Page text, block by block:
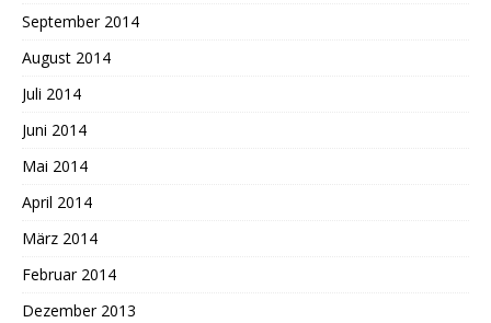
September 2014
August 2014
Juli 2014
Juni 2014
Mai 2014
April 2014
März 2014
Februar 2014
Dezember 2013